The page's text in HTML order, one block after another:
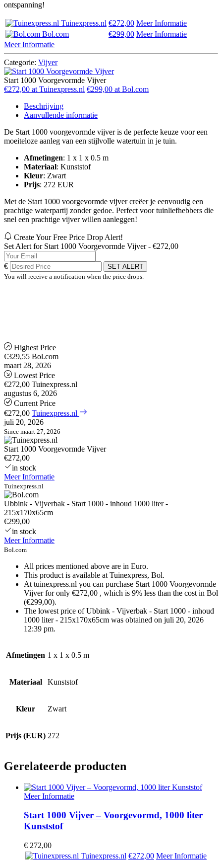
ontspanning!
Tuinexpress.nl €272,00 Meer Informatie
Bol.com
€299,00 Meer Informatie
Meer Informatie
Categorie: Vijver
Start 1000 Voorgevormde Vijver
€272,00 at Tuinexpress.nl €299,00 at Bol.com
Beschrijving
Aanvullende informatie
De Start 1000 voorgevormde vijver is de perfecte keuze voor een
moeiteloze aanleg van een stijlvolle watertuin in je tuin.
Afmetingen: 1 x 1 x 0.5 m
Materiaal: Kunststof
Kleur: Zwart
Prijs: 272 EUR
Met de Start 1000 voorgevormde vijver creëer je eenvoudig een
prachtige waterpartij zonder gedoe. Perfect voor tuinliefhebbers die
snel een prachtige vijver willen aanleggen!
Create Your Free Price Drop Alert!
Set Alert for Start 1000 Voorgevormde Vijver - €272,00
€
SET ALERT
You will receive a notification when the price drops.
Highest Price
€329,55 Bol.com
maart 28, 2026
Lowest Price
€272,00 Tuinexpress.nl
augustus 6, 2026
Current Price
€272,00 Tuinexpress.nl
juli 20, 2026
Since maart 27, 2026
Start 1000 Voorgevormde Vijver
€272,00
in stock
Meer Informatie
Tuinexpress.nl
Ubbink - Vijverbak - Start 1000 - inhoud 1000 liter -
215x170x65cm
€299,00
in stock
Meer Informatie
Bol.com
All prices mentioned above are in Euro.
This product is available at Tuinexpress, Bol.
At tuinexpress.nl you can purchase Start 1000 Voorgevormde
Vijver for only €272,00 , which is 9% less than the cost in Bol
(€299,00).
The lowest price of Ubbink - Vijverbak - Start 1000 - inhoud
1000 liter - 215x170x65cm was obtained on juli 20, 2026
12:39 pm.
Afmetingen 1 x 1 x 0.5 m
Materiaal Kunststof
Kleur Zwart
Prijs (EUR) 272
Gerelateerde producten
Meer Informatie
Start 1000 Vijver – Voorgevormd, 1000 liter
Kunststof
€ 272,00
Tuinexpress.nl €272,00 Meer Informatie